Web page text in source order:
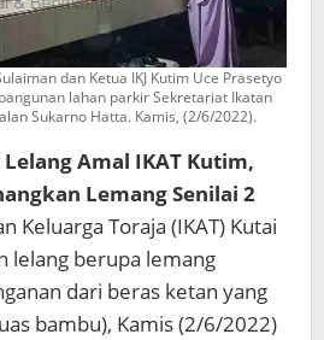
dan Ketua IKJ Kutim Uce Prasetyo
lahan parkir Sekretariat Ikatan
Sukarno Hatta. Kamis, (2/6/2022).
Amal IKAT Kutim,
Lemang Senilai 2
Keluarga Toraja (IKAT) Kutai
lelang berupa lemang
dari beras ketan yang
bambu), Kamis (2/6/2022)